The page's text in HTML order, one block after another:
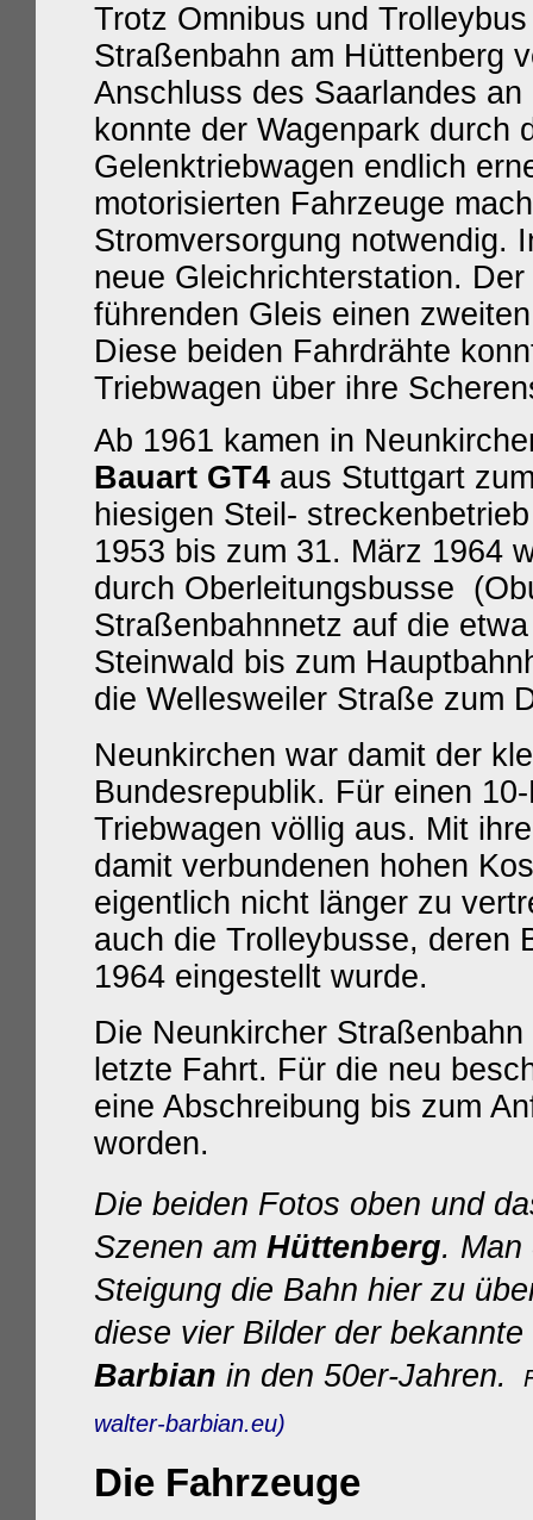
Trotz Omnibus und
Straßenbahn am Hüttenberg
Anschluss des Saarlandes
konnte der Wagenpark durch
Gelenktriebwagen endlich
motorisierten Fahrzeuge
Stromversorgung notwendig.
neue Gleichrichterstation.
führenden Gleis einen
Diese beiden Fahrdrähte
Triebwagen über ihre
Ab 1961 kamen in
Bauart GT4 aus Stuttgart
hiesigen Steil-
1953 bis zum 31. März 1964
durch Oberleitungsbusse
Straßenbahnnetz auf die
Steinwald bis zum
die Wellesweiler Straße zum
Neunkirchen war damit der
Bundesrepublik. Für einen
Triebwagen völlig aus. Mit
damit verbundenen hohen
eigentlich nicht länger zu
auch die Trolleybusse, deren
1964 eingestellt wurde.
Die Neunkircher
letzte Fahrt. Für die neu
eine Abschreibung bis zum
worden.
Die beiden Fotos oben und
Szenen am Hüttenberg. Man
Steigung die Bahn hier zu
diese vier Bilder der
Barbian in den 50er-Jahren.
walter-barbian.eu)
Die Fahrzeuge